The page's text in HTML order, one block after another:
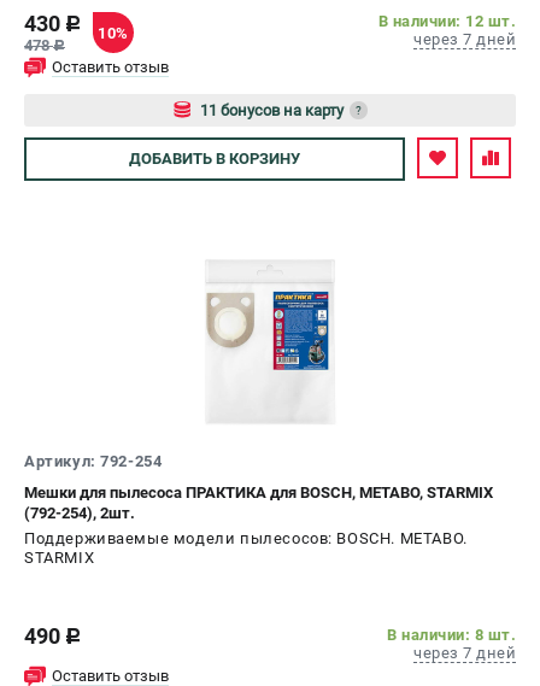
+7 (911) 360-06-14 | +7 (8112) 59-10-67
430 c
478c
10%
В наличии: 12 шт.
через 7 дней
Оставить отзыв
11 бонусов на карту ?
Авторизуйтесь
ДОБАВИТЬ В КОРЗИНУ
Артикул: 792-254
Мешки для пылесоса ПРАКТИКА для BOSCH, METABO, STARMIX
(792-254), 2шт.
Поддерживаемые модели пылесосов: BOSCH. METABO.
STARMIX
490 c
В наличии: 8 шт.
через 7 дней
Оставить отзыв